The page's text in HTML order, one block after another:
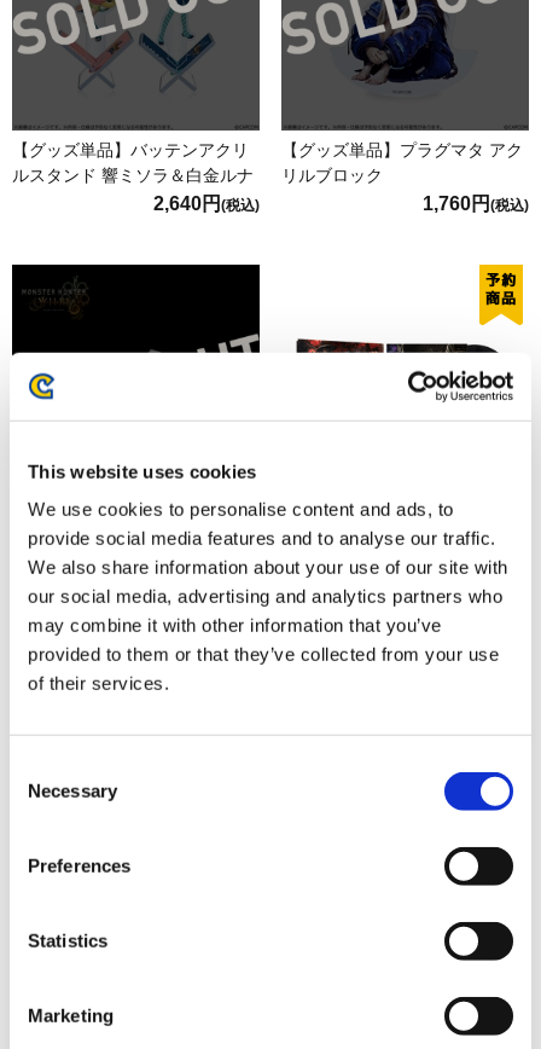
This website uses cookies
We use cookies to personalise content and ads, to
provide social media features and to analyse our traffic.
We also share information about your use of our site with
our social media, advertising and analytics partners who
may combine it with other information that you’ve
provided to them or that they’ve collected from your use
of their services.
Selection
Necessary
Preferences
Statistics
Marketing
【グッズ単品】バッテンアクリ
ルスタンド 響ミソラ＆白金ルナ
2,640円 (税込)
【グッズ単品】プラグマタ アク
リルブロック
1,760円 (税込)
【グッズ単品】モンスターハン
ターワイルズ コレクターズエデ
9,900円
【グッズ単品】鬼武者 Way of
the Sword Art & Music Collection
8,800円
【グッズ単品】逆転検事1&2 御
【リクエスト企画】 大神 20周
年記念アート 三曲屏風